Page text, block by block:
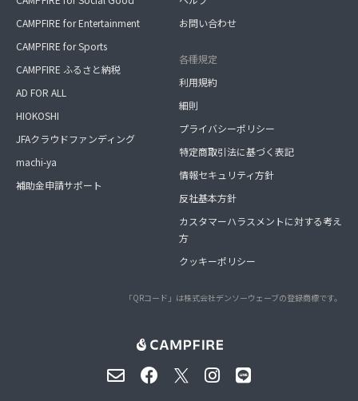
CAMPFIRE for Entertainment
CAMPFIRE for Sports
CAMPFIRE ふるさと納税
AD FOR ALL
HIOKOSHI
JFAクラウドファンディング
machi-ya
補助金申請サポート
お問い合わせ
各種規定
利用規約
細則
プライバシーポリシー
特定商取引法に基づく表記
情報セキュリティ方針
反社基本方針
カスタマーハラスメントに対する考え
方
クッキーポリシー
「QRコード」は株式会社デンソーウェーブの登録商標です。